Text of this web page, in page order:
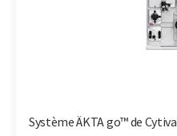
Système ÄKTA go™ de Cytiva